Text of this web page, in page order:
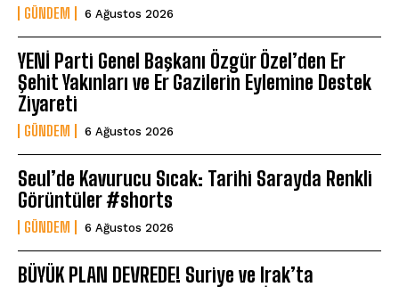
GÜNDEM 6 Ağustos 2026
YENİ Parti Genel Başkanı Özgür Özel’den Er
Şehit Yakınları ve Er Gazilerin Eylemine Destek
Ziyareti
GÜNDEM 6 Ağustos 2026
Seul’de Kavurucu Sıcak: Tarihi Sarayda Renkli
Görüntüler #shorts
GÜNDEM 6 Ağustos 2026
BÜYÜK PLAN DEVREDE! Suriye ve Irak’ta